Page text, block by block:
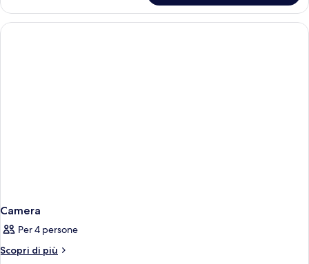
Camera
Per 4 persone
Scopri di più
Altri